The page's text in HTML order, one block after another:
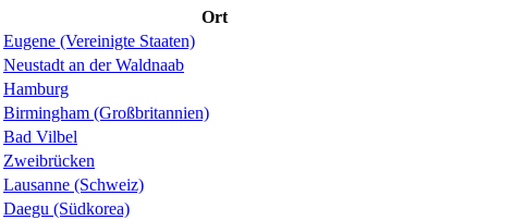
Ort
Eugene (Vereinigte Staaten)
Neustadt an der Waldnaab
Hamburg
Birmingham (Großbritannien)
Bad Vilbel
Zweibrücken
Lausanne (Schweiz)
Daegu (Südkorea)